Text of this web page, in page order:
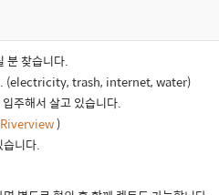
분 찾습니다.
(electricity, trash, internet, water)
주해서 살고 있습니다.
Riverview)
니다.